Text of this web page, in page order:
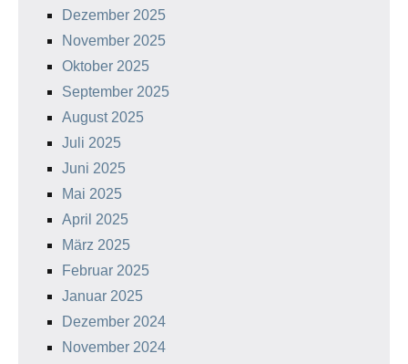
Dezember 2025
November 2025
Oktober 2025
September 2025
August 2025
Juli 2025
Juni 2025
Mai 2025
April 2025
März 2025
Februar 2025
Januar 2025
Dezember 2024
November 2024